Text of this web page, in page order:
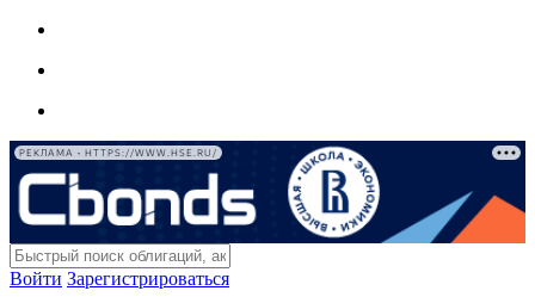
РЕКЛАМА • HTTPS://WWW.HSE.RU/
Войти Зарегистрироваться